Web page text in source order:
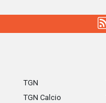
TGN
TGN Calcio